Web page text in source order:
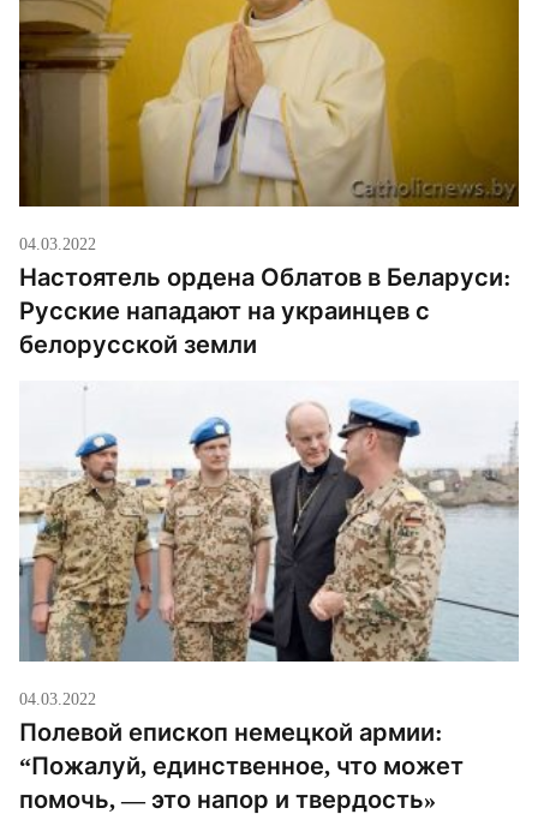
04.03.2022
Настоятель ордена Облатов в Беларуси:
Русские нападают на украинцев с
белорусской земли
04.03.2022
Полевой епископ немецкой армии:
“Пожалуй, единственное, что может
помочь, — это напор и твердость»